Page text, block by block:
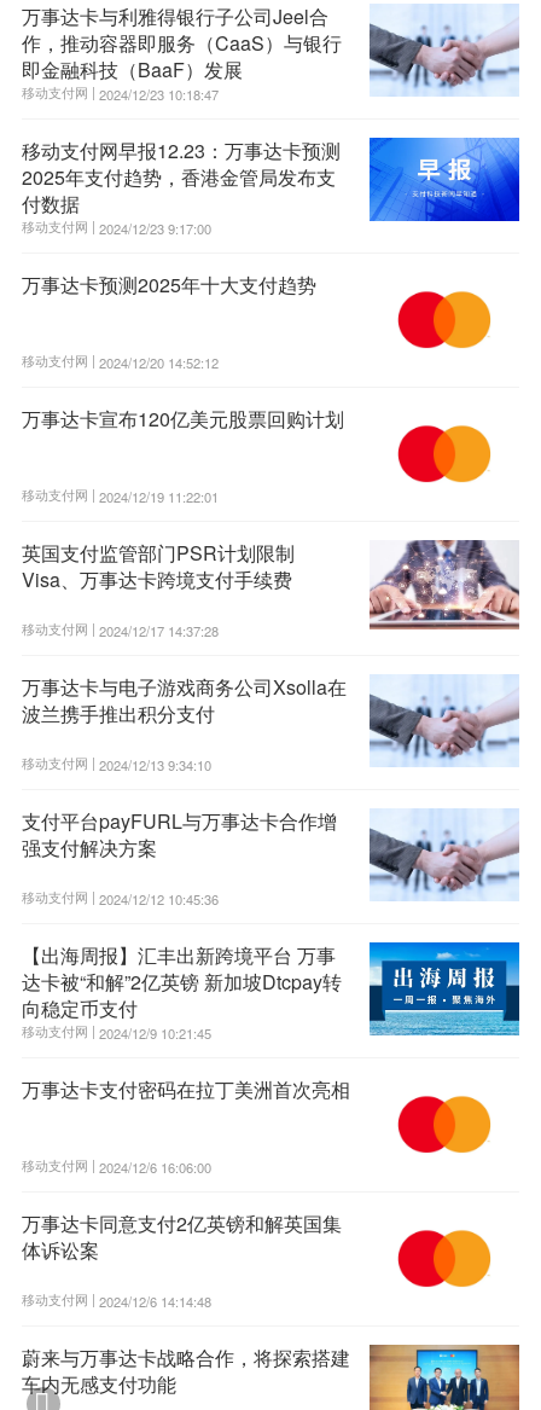
万事达卡与利雅得银行子公司Jeel合
作，推动容器即服务（CaaS）与银行
即金融科技（BaaF）发展
移动支付网 | 2024/12/23 10:18:47
移动支付网早报12.23：万事达卡预测
2025年支付趋势，香港金管局发布支
付数据
移动支付网 | 2024/12/23 9:17:00
万事达卡预测2025年十大支付趋势
移动支付网 | 2024/12/20 14:52:12
万事达卡宣布120亿美元股票回购计划
移动支付网 | 2024/12/19 11:22:01
英国支付监管部门PSR计划限制
Visa、万事达卡跨境支付手续费
移动支付网 | 2024/12/17 14:37:28
万事达卡与电子游戏商务公司Xsolla在
波兰携手推出积分支付
移动支付网 | 2024/12/13 9:34:10
支付平台payFURL与万事达卡合作增
强支付解决方案
移动支付网 | 2024/12/12 10:45:36
【出海周报】汇丰出新跨境平台 万事
达卡被“和解”2亿英镑 新加坡Dtcpay转
向稳定币支付
移动支付网 | 2024/12/9 10:21:45
万事达卡支付密码在拉丁美洲首次亮相
移动支付网 | 2024/12/6 16:06:00
万事达卡同意支付2亿英镑和解英国集
体诉讼案
移动支付网 | 2024/12/6 14:14:48
蔚来与万事达卡战略合作，将探索搭建
车内无感支付功能
